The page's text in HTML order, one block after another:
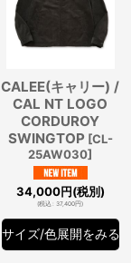
CALEE(キャリー) /
CAL NT LOGO
CORDUROY
SWINGTOP [CL-
25AW030]
34,000円(税別)
(税込 37,400円)
サイズ/色展開をみる